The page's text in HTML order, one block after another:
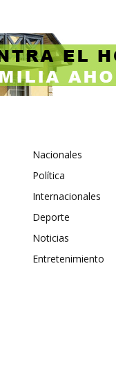
Nacionales
Política
Internacionales
Deporte
Noticias
Entretenimiento